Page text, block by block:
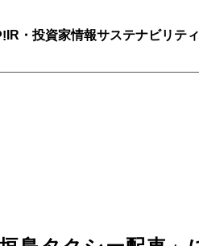
IR・投資家情報サステナビリテ